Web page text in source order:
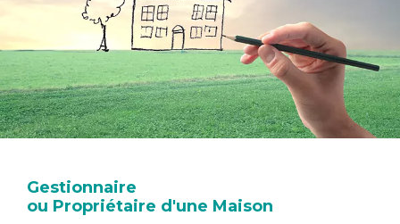
Gestionnaire
ou Propriétaire d'une Maison